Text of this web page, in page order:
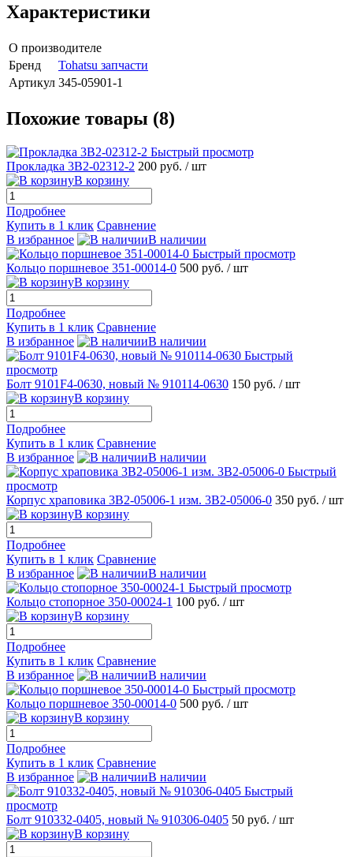
Характеристики
О производителе
Бренд
Tohatsu запчасти
Артикул 345-05901-1
Похожие товары (8)
Быстрый просмотр
Прокладка 3B2-02312-2 200 руб. / шт
В корзину
Подробнее
Купить в 1 клик Сравнение
В избранное
В наличии
Быстрый просмотр
Кольцо поршневое 351-00014-0 500 руб. / шт
В корзину
Подробнее
Купить в 1 клик Сравнение
В избранное
В наличии
Быстрый
просмотр
Болт 9101F4-0630, новый № 910114-0630 150 руб. / шт
В корзину
Подробнее
Купить в 1 клик Сравнение
В избранное
В наличии
Быстрый
просмотр
Корпус храповика 3B2-05006-1 изм. 3B2-05006-0 350 руб. / шт
В корзину
Подробнее
Купить в 1 клик Сравнение
В избранное
В наличии
Быстрый просмотр
Кольцо стопорное 350-00024-1 100 руб. / шт
В корзину
Подробнее
Купить в 1 клик Сравнение
В избранное
В наличии
Быстрый просмотр
Кольцо поршневое 350-00014-0 500 руб. / шт
В корзину
Подробнее
Купить в 1 клик Сравнение
В избранное
В наличии
Быстрый
просмотр
Болт 910332-0405, новый № 910306-0405 50 руб. / шт
В корзину